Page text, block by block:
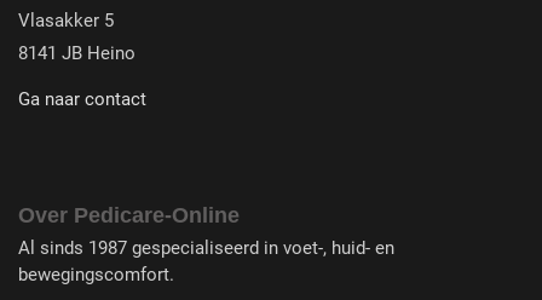
Vlasakker 5
8141 JB Heino
Ga naar contact
Over Pedicare-Online
Al sinds 1987 gespecialiseerd in voet-, huid- en
bewegingscomfort.